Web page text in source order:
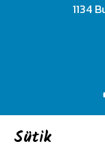
1134
Sütik